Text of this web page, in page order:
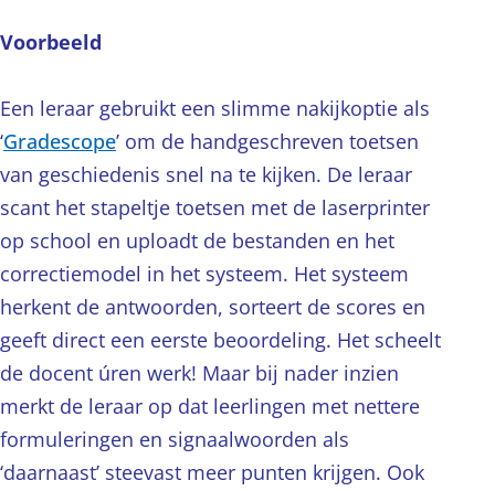
Voorbeeld
Een leraar gebruikt een slimme nakijkoptie als
‘Gradescope’ om de handgeschreven toetsen
van geschiedenis snel na te kijken. De leraar
scant het stapeltje toetsen met de laserprinter
op school en uploadt de bestanden en het
correctiemodel in het systeem. Het systeem
herkent de antwoorden, sorteert de scores en
geeft direct een eerste beoordeling. Het scheelt
de docent úren werk! Maar bij nader inzien
merkt de leraar op dat leerlingen met nettere
formuleringen en signaalwoorden als
‘daarnaast’ steevast meer punten krijgen. Ook